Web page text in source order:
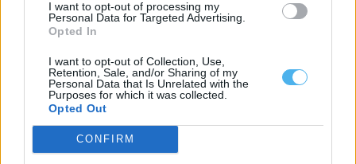
I want to opt-out of processing my
Personal Data for Targeted Advertising.
Opted In
I want to opt-out of Collection, Use,
Retention, Sale, and/or Sharing of my
Personal Data that Is Unrelated with the
Purposes for which it was collected.
Opted Out
CONFIRM